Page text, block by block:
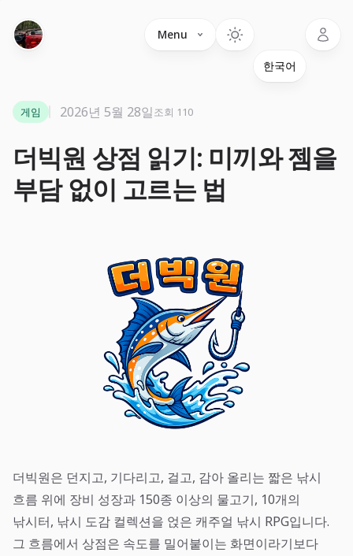
Menu
더빅원 상점 읽기: 미끼와 젬을
부담 없이 고르는 법
게임 2026년 5월 28일조회 110
더빅원은 던지고, 기다리고, 걸고, 감아 올리는 짧은 낚시
흐름 위에 장비 성장과 150종 이상의 물고기, 10개의
낚시터, 낚시 도감 컬렉션을 얹은 캐주얼 낚시 RPG입니다.
그 흐름에서 상점은 속도를 밀어붙이는 화면이라기보다